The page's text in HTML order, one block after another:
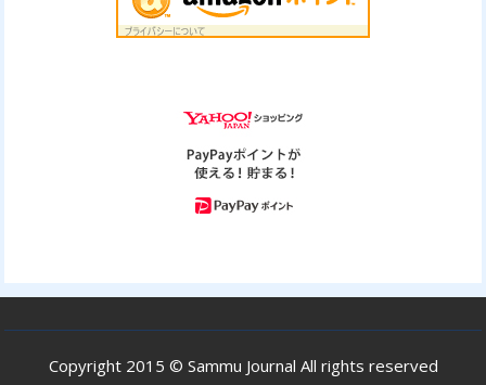
Copyright 2015 © Sammu Journal All rights reserved